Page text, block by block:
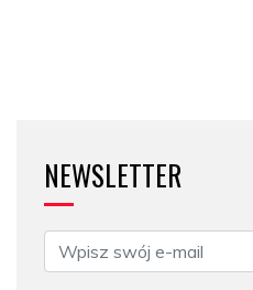
NEWSLETTER